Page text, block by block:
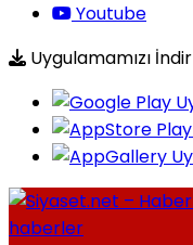
Youtube
Uygulamamızı İndir